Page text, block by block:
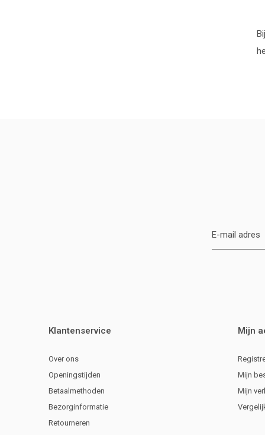
Klantenservice
Over ons
Openingstijden
Betaalmethoden
Bezorginformatie
Retourneren
Mijn
Mijn
Mijn